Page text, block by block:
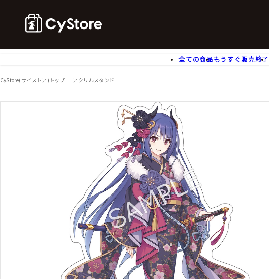
全ての商品もうすぐ販売終了
アクリルスタンド
アームサポーター
モバイルグッズ
チケット
CyStore(サイストア)トップ アクリルスタンド